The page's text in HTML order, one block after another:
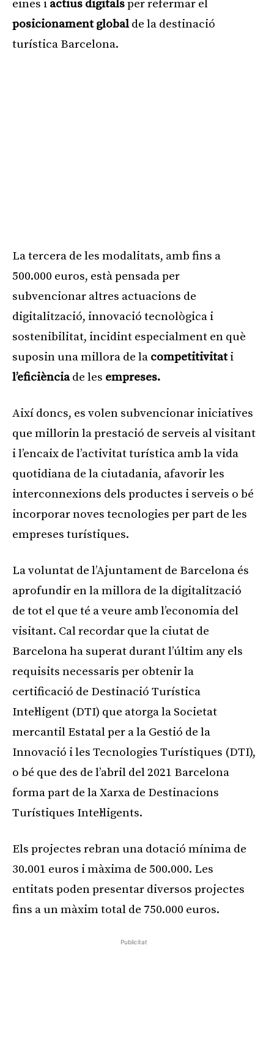
eines i actius digitalsper refermar el
posicionament globalde la destinació
turística Barcelona.
La tercera de les modalitats, amb fins a
500.000 euros, està pensada per
subvencionar altres actuacions de
digitalització, innovació tecnològica i
sostenibilitat, incidint especialment en què
suposin una millora de la competitivitati
l’eficiènciade les empreses.
Així doncs, es volen subvencionar iniciatives
que millorin la prestació de serveis al visitant
i l’encaix de l’activitat turística amb la vida
quotidiana de la ciutadania, afavorir les
interconnexions dels productes i serveis o bé
incorporar noves tecnologies per part de les
empreses turístiques.
La voluntat de l’Ajuntament de Barcelona és
aprofundir en la millora de la digitalització
de tot el que té a veure amb l’economia del
visitant. Cal recordar que la ciutat de
Barcelona ha superat durant l’últim any els
requisits necessaris per obtenir la
certificació de Destinació Turística
Intel·ligent (DTI) que atorga la Societat
mercantil Estatal per a la Gestió de la
Innovació i les Tecnologies Turístiques (DTI),
o bé que des de l’abril del 2021 Barcelona
forma part de la Xarxa de Destinacions
Turístiques Intel·ligents.
Els projectes rebran una dotació mínima de
30.001 euros i màxima de 500.000. Les
entitats poden presentar diversos projectes
fins a un màxim total de 750.000 euros.
Publicitat